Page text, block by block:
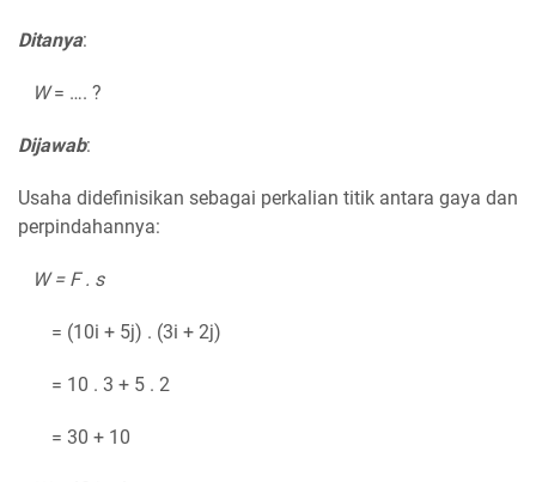
Ditanya:
W= …. ?
Dijawab:
Usaha didefinisikan sebagai perkalian titik antara gaya dan
perpindahannya:
W = F . s
= (10i + 5j) . (3i + 2j)
= 10 . 3 + 5 . 2
= 30 + 10